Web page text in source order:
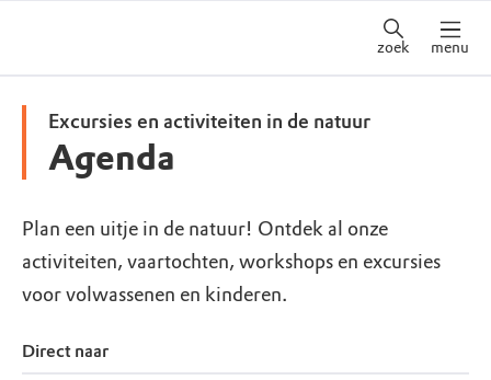
zoek menu
Excursies en activiteiten in de natuur
Agenda
Plan een uitje in de natuur! Ontdek al onze
activiteiten, vaartochten, workshops en excursies
voor volwassenen en kinderen.
Direct naar